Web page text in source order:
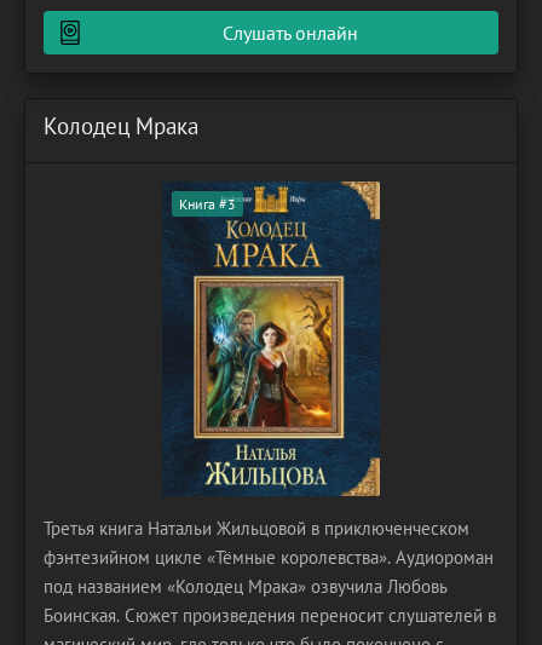
находилась в поисках способа дополнительного
заработка. Героине
Слушать онлайн
Колодец Мрака
Книга #3
Третья книга Натальи Жильцовой в приключенческом
фэнтезийном цикле «Тёмные королевства». Аудиороман
под названием «Колодец Мрака» озвучила Любовь
Боинская. Сюжет произведения переносит слушателей в